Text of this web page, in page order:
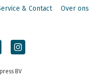
& Contact Over ons
BV